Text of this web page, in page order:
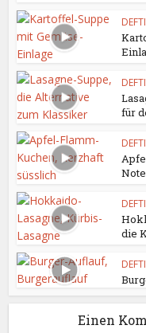
für
Note
die
Einen